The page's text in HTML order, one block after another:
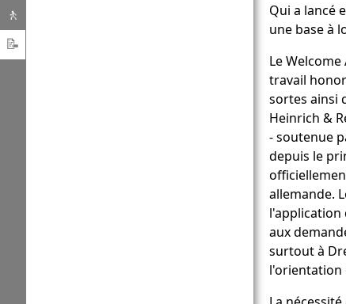
Possibilités
d’éducation
🚶
Régime
d’asile
📝
Qui a lancé
une base à
Le
travail
sortes ainsi
Heinrich &
- soutenue
depuis le
allemande.
l'application
aux
surtout à
l'orientation